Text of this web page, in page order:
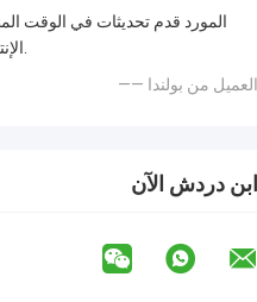
المورد قدم تحديثات في الوقت
الإنتاج والشحن.
—— العميل من بولندا
ابن دردش الآن